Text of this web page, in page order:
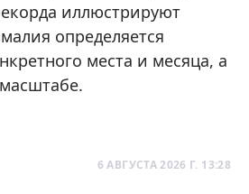
иллюстрируют
определяется
места и месяца, а
6 АВГУСТА 2026 Г. 13:28